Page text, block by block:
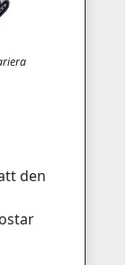
den